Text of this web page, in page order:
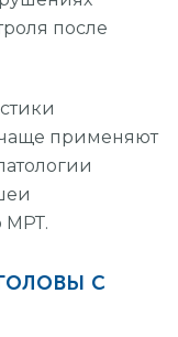
после
применяют
МРТ.
с